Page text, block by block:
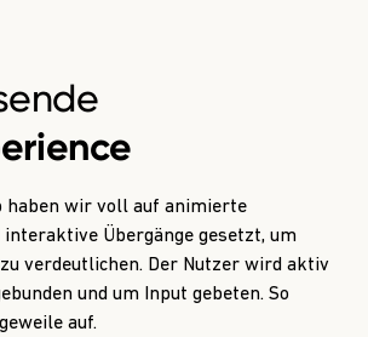
haben wir voll auf animierte
Übergänge gesetzt, um
verdeutlichen. Der Nutzer wird aktiv
und um Input gebeten. So
auf.